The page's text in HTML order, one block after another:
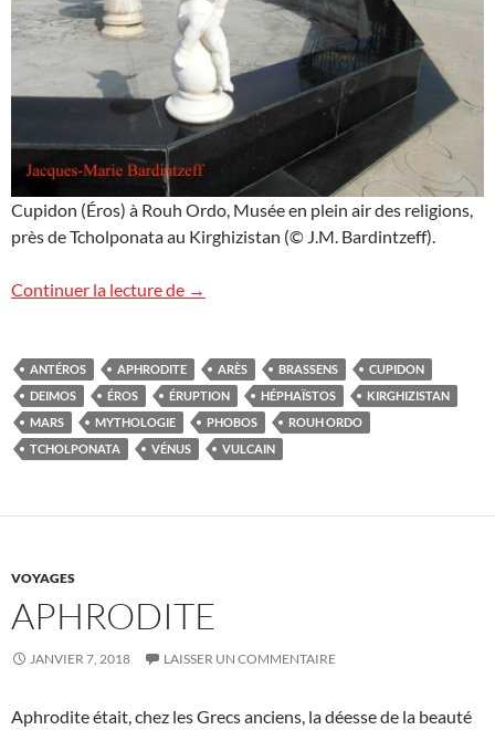
Cupidon (Éros) à Rouh Ordo, Musée en plein air des religions,
près de Tcholponata au Kirghizistan (© J.M. Bardintzeff).
Continuer la lecture de « Il est des jours où Cupidon… »
→
ANTÉROS APHRODITE ARÈS BRASSENS
CUPIDON
DEIMOS
ÉROS ÉRUPTION HÉPHAÏSTOS
KIRGHIZISTAN
MARS
MYTHOLOGIE PHOBOS
ROUH ORDO
TCHOLPONATA
VÉNUS VULCAIN
VOYAGES
APHRODITE
JANVIER 7, 2018 LAISSER UN COMMENTAIRE
Aphrodite était, chez les Grecs anciens, la déesse de la beauté